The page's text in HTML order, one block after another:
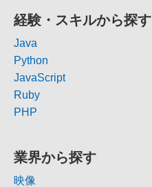
経験・スキルから探す
Java
Python
JavaScript
Ruby
PHP
業界から探す
映像